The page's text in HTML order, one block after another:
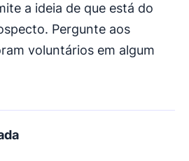
a ideia de que está do
Pergunte aos
voluntários em algum